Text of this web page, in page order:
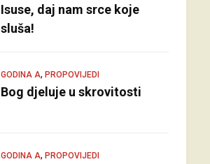
Isuse, daj nam srce koje
sluša!
GODINA A, PROPOVIJEDI
Bog djeluje u skrovitosti
GODINA A, PROPOVIJEDI